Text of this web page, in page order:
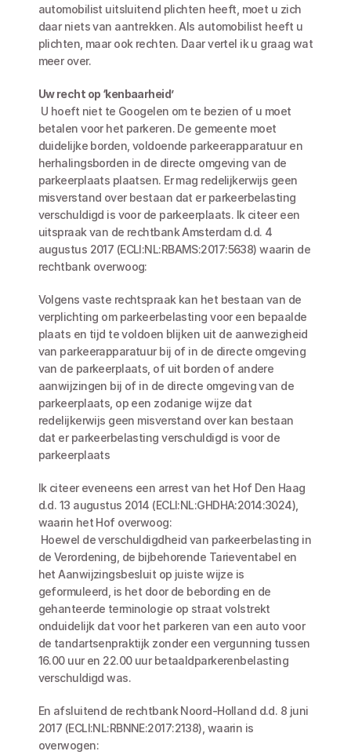
automobilist uitsluitend plichten heeft, moet u zich
daar niets van aantrekken. Als automobilist heeft u
plichten, maar ook rechten. Daar vertel ik u graag wat
meer over.
Uw recht op ‘kenbaarheid’
betalen voor het parkeren. De gemeente moet
duidelijke borden, voldoende parkeerapparatuur en
herhalingsborden in de directe omgeving van de
parkeerplaats plaatsen. Er mag redelijkerwijs geen
misverstand over bestaan dat er parkeerbelasting
verschuldigd is voor de parkeerplaats. Ik citeer een
uitspraak van de rechtbank Amsterdam d.d. 4
augustus 2017 (ECLI:NL:RBAMS:2017:5638) waarin de
rechtbank overwoog:
Volgens vaste rechtspraak kan het bestaan van de
verplichting om parkeerbelasting voor een bepaalde
plaats en tijd te voldoen blijken uit de aanwezigheid
van parkeerapparatuur bij of in de directe omgeving
van de parkeerplaats, of uit borden of andere
aanwijzingen bij of in de directe omgeving van de
parkeerplaats, op een zodanige wijze dat
redelijkerwijs geen misverstand over kan bestaan
dat er parkeerbelasting verschuldigd is voor de
parkeerplaats
Ik citeer eveneens een arrest van het Hof Den Haag
d.d. 13 augustus 2014 (ECLI:NL:GHDHA:2014:3024),
waarin het Hof overwoog:
de Verordening, de bijbehorende Tarieventabel en
het Aanwijzingsbesluit op juiste wijze is
geformuleerd, is het door de bebording en de
gehanteerde terminologie op straat volstrekt
onduidelijk dat voor het parkeren van een auto voor
de tandartsenpraktijk zonder een vergunning tussen
16.00 uur en 22.00 uur betaaldparkerenbelasting
verschuldigd was.
En afsluitend de rechtbank Noord-Holland d.d. 8 juni
2017 (ECLI:NL:RBNNE:2017:2138), waarin is
overwogen: